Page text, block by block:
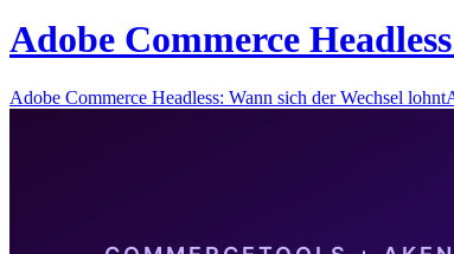
Adobe Commerce
Adobe Commerce Headless: Wann sich der Wechsel